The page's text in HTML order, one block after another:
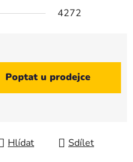
4272
Poptat u prodejce
Hlídat Sdílet